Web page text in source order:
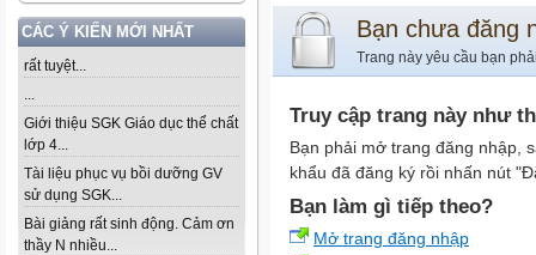
CÁC Ý KIẾN MỚI NHẤT
rất tuyệt...
...
Giới thiệu SGK Giáo dục thể chất
lớp 4...
Tài liệu phục vụ bồi dưỡng GV
sử dụng SGK...
Bài giảng rất sinh động. Cảm ơn
thầy N nhiều...
Bạn chưa đăng
Trang này yêu cầu bạn
Truy cập trang này như
Bạn phải mở trang đăng nhập,
khẩu đã đăng ký rồi nhấn nút
Bạn làm gì tiếp theo?
Mở trang đăng nhập